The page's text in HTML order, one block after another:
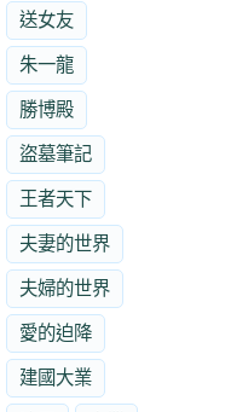
送女友
朱一龍
勝博殿
盜墓筆記
王者天下
夫妻的世界
夫婦的世界
愛的迫降
建國大業